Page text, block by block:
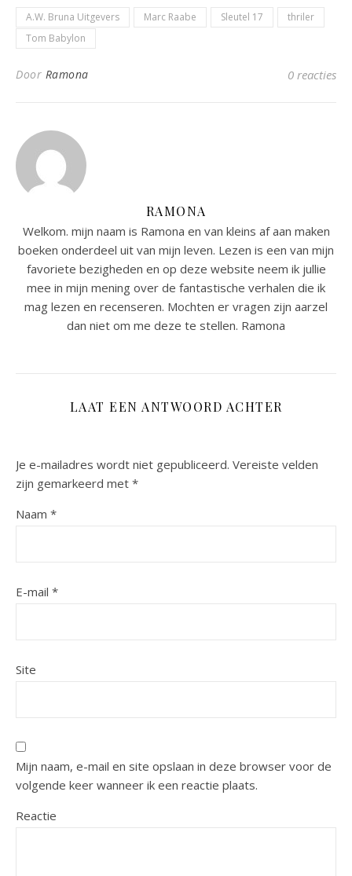
A.W. Bruna Uitgevers Marc Raabe Sleutel 17
thriler
Tom Babylon
Door Ramona 0 reacties
RAMONA
Welkom. mijn naam is Ramona en van kleins af aan maken
boeken onderdeel uit van mijn leven. Lezen is een van mijn
favoriete bezigheden en op deze website neem ik jullie
mee in mijn mening over de fantastische verhalen die ik
mag lezen en recenseren. Mochten er vragen zijn aarzel
dan niet om me deze te stellen. Ramona
LAAT EEN ANTWOORD ACHTER
Je e-mailadres wordt niet gepubliceerd. Vereiste velden
zijn gemarkeerd met *
Naam *
E-mail *
Site
Mijn naam, e-mail en site opslaan in deze browser voor de
volgende keer wanneer ik een reactie plaats.
Reactie